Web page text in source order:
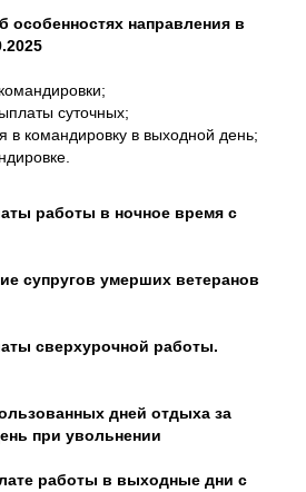
особенностях направления в
суточных;
в командировку в выходной день;
работы в ночное время с
супругов умерших ветеранов
сверхурочной работы.
дней отдыха за
при увольнении
работы в выходные дни с